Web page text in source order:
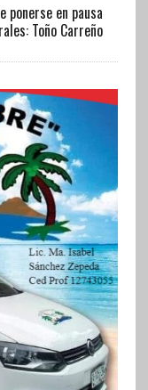
ponerse en pausa
Toño Carreño